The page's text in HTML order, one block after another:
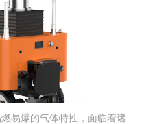
易爆的气体特性，面临着诸